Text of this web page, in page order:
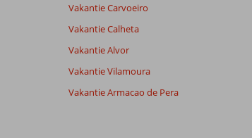
Vakantie Carvoeiro
Vakantie Calheta
Vakantie Alvor
Vakantie Vilamoura
Vakantie Armacao de Pera